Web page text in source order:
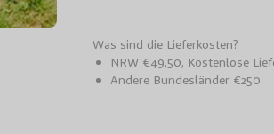
Was sind die Lieferkosten?
NRW €49,50, Kostenlose
Andere Bundesländer €250